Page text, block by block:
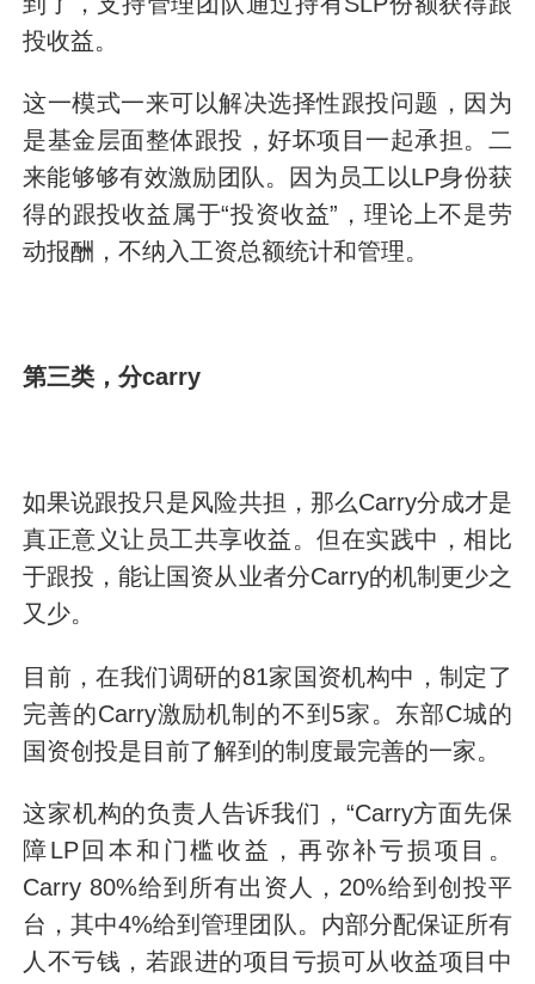
投收益。
这一模式一来可以解决选择性跟投问题，因为
是基金层面整体跟投，好坏项目一起承担。二
来能够够有效激励团队。因为员工以LP身份获
得的跟投收益属于“投资收益”，理论上不是劳
动报酬，不纳入工资总额统计和管理。
第三类，分carry
如果说跟投只是风险共担，那么Carry分成才是
真正意义让员工共享收益。但在实践中，相比
于跟投，能让国资从业者分Carry的机制更少之
又少。
目前，在我们调研的81家国资机构中，制定了
完善的Carry激励机制的不到5家。东部C城的
国资创投是目前了解到的制度最完善的一家。
这家机构的负责人告诉我们，“Carry方面先保
障LP回本和门槛收益，再弥补亏损项目。
Carry 80%给到所有出资人，20%给到创投平
台，其中4%给到管理团队。内部分配保证所有
人不亏钱，若跟进的项目亏损可从收益项目中